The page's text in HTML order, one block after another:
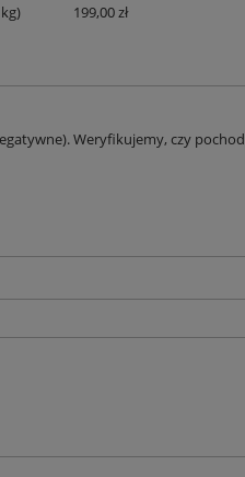
199,00 zł
Weryfikujemy, czy